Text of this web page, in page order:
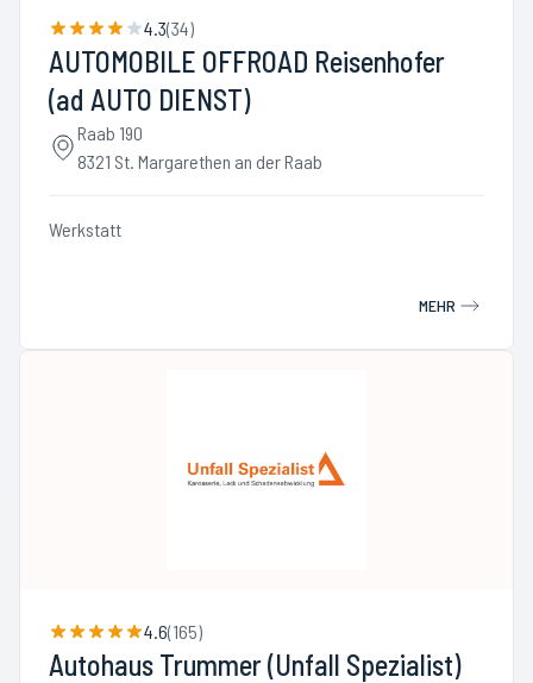
4.3(34)
AUTOMOBILE OFFROAD Reisenhofer
(ad AUTO DIENST)
Raab 190
8321 St. Margarethen an der Raab
Werkstatt
MEHR
4.6(165)
Autohaus Trummer (Unfall Spezialist)